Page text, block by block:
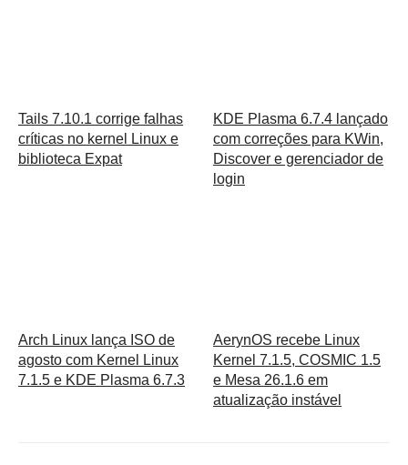
Tails 7.10.1 corrige falhas
críticas no kernel Linux e
biblioteca Expat
KDE Plasma 6.7.4 lançado
com correções para KWin,
Discover e gerenciador de
login
Arch Linux lança ISO de
agosto com Kernel Linux
7.1.5 e KDE Plasma 6.7.3
AerynOS recebe Linux
Kernel 7.1.5, COSMIC 1.5
e Mesa 26.1.6 em
atualização instável